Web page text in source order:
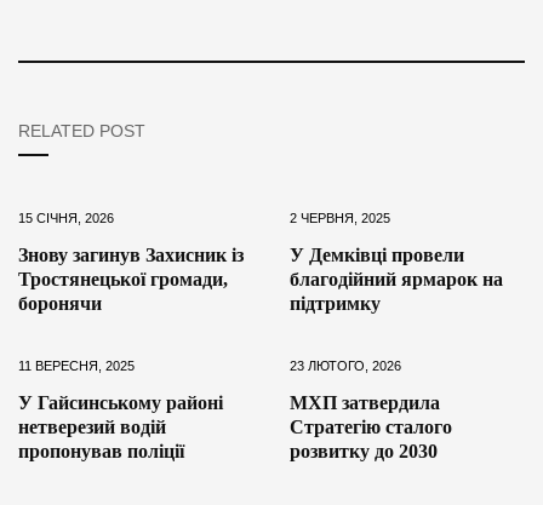
RELATED POST
15 СІЧНЯ, 2026
Знову загинув Захисник із
Тростянецької громади,
боронячи
2 ЧЕРВНЯ, 2025
У Демківці провели
благодійний ярмарок на
підтримку
11 ВЕРЕСНЯ, 2025
У Гайсинському районі
нетверезий водій
пропонував поліції
23 ЛЮТОГО, 2026
МХП затвердила
Стратегію сталого
розвитку до 2030